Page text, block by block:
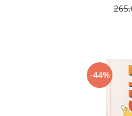
-44%